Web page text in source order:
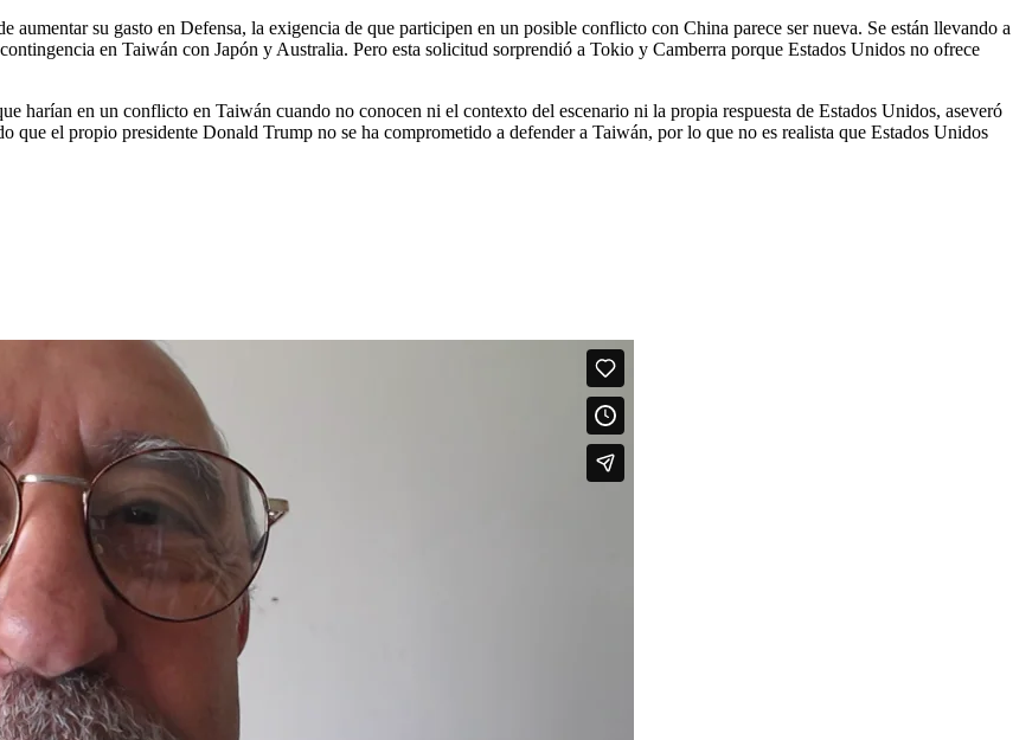
aumentar su gasto en Defensa, la exigencia de que participen en un posible conflicto con China parece ser nueva. Se están llevando a
en Taiwán con Japón y Australia. Pero esta solicitud sorprendió a Tokio y Camberra porque Estados Unidos no ofrece
harían en un conflicto en Taiwán cuando no conocen ni el contexto del escenario ni la propia respuesta de Estados Unidos, aseveró
el propio presidente Donald Trump no se ha comprometido a defender a Taiwán, por lo que no es realista que Estados Unidos